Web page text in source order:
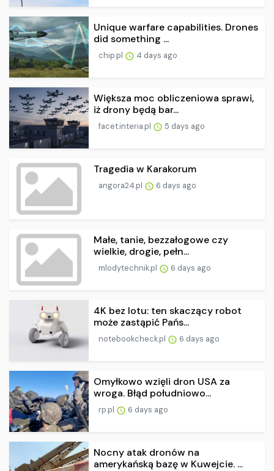
Unique warfare capabilities. Drones
did something ...
chip.pl 4 days ago
Większa moc obliczeniowa sprawi,
iż drony będą bar...
facet.interia.pl 5 days ago
Tragedia w Karakorum
angora24.pl 6 days ago
Małe, tanie, bezzałogowe czy
wielkie, drogie, pełn...
mlodytechnik.pl 6 days ago
4K bez lotu: ten skaczący robot
może zastąpić Pańs...
notebookcheck.pl 6 days ago
Omyłkowo wzięli dron USA za
wroga. Błąd południowo...
rp.pl 6 days ago
Nocny atak dronów na
amerykańską bazę w Kuwejcie. ...